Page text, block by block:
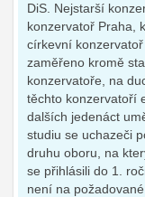
DiS. Nejstarší
konzervatoř Praha,
církevní
zaměřeno kromě
konzervatoře, na
těchto konzervatoří
dalších jedenáct
studiu se uchazeči
druhu oboru, na
se přihlásili do 1.
není na